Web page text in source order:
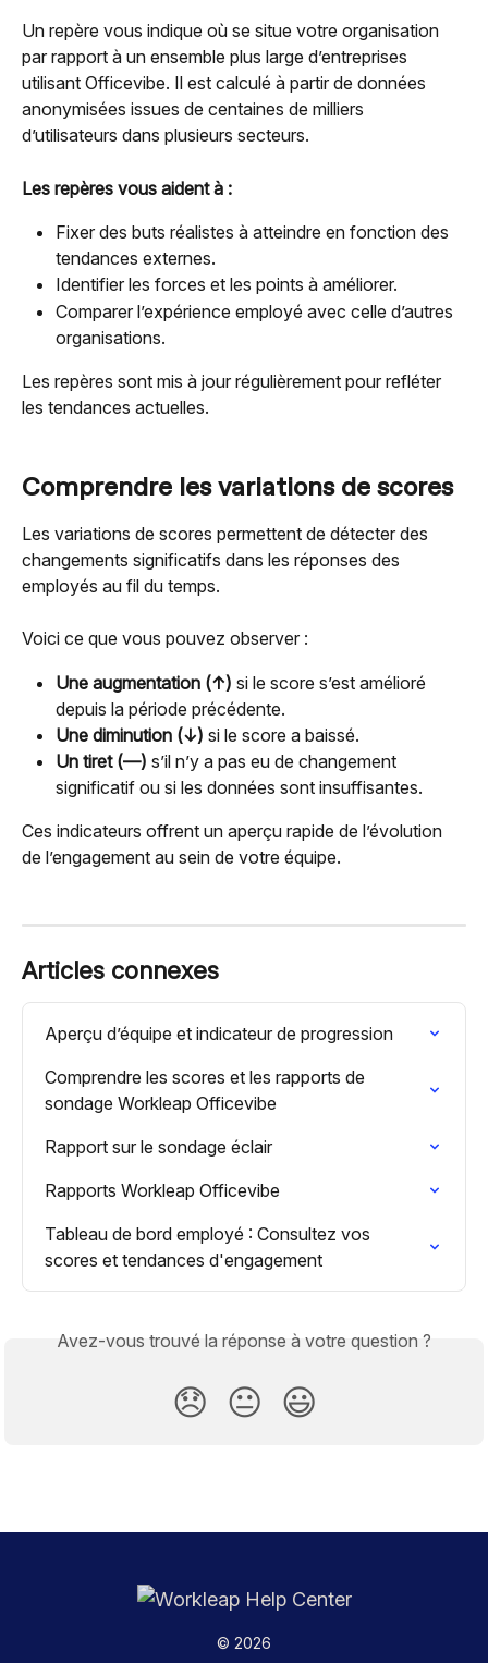
Un repère vous indique où se situe votre organisation
par rapport à un ensemble plus large d’entreprises
utilisant Officevibe. Il est calculé à partir de données
anonymisées issues de centaines de milliers
d’utilisateurs dans plusieurs secteurs.
Les repères vous aident à :
Fixer des buts réalistes à atteindre en fonction des
tendances externes.
Identifier les forces et les points à améliorer.
Comparer l’expérience employé avec celle d’autres
organisations.
Les repères sont mis à jour régulièrement pour refléter
les tendances actuelles.
Comprendre les variations de scores
Les variations de scores permettent de détecter des
changements significatifs dans les réponses des
employés au fil du temps.
Voici ce que vous pouvez observer :
Une augmentation (↑) si le score s’est amélioré
depuis la période précédente.
Une diminution (↓) si le score a baissé.
Un tiret (—) s’il n’y a pas eu de changement
significatif ou si les données sont insuffisantes.
Ces indicateurs offrent un aperçu rapide de l’évolution
de l’engagement au sein de votre équipe.
Articles connexes
Aperçu d’équipe et indicateur de progression
Comprendre les scores et les rapports de
sondage Workleap Officevibe
Rapport sur le sondage éclair
Rapports Workleap Officevibe
Tableau de bord employé : Consultez vos
scores et tendances d'engagement
Avez-vous trouvé la réponse à votre question ?
😞 😐 😃
© 2026